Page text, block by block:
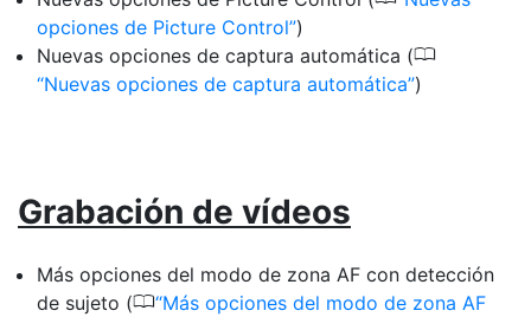
opciones de Picture Control )
Nuevas opciones de captura automática (0
Nuevas opciones de captura automática )
Grabación de vídeos
Más opciones del modo de zona AF con detección
de sujeto (0 Más opciones del modo de zona AF